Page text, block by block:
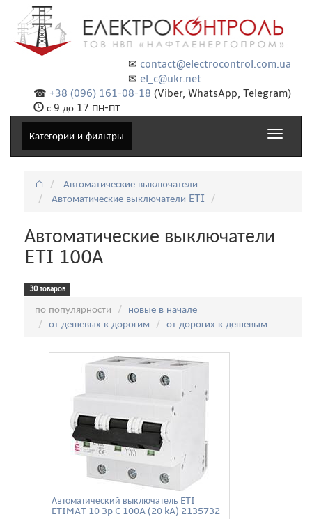
✉ contact@electrocontrol.com.ua
✉ el_c@ukr.net
☎ +38 (096) 161-08-18 (Viber, WhatsApp, Telegram)
с 9 до 17 ПН-ПТ
Категории и фильтры
Toggle
⌂
Автоматические выключатели
Автоматические выключатели ETI
Автоматические выключатели
ETI 100А
30 товаров
по популярности
новые в начале
от дешевых к дорогим
от дорогих к дешевым
Автоматический выключатель ETI
ETIMAT 10 3p C 100A (20 kA) 2135732